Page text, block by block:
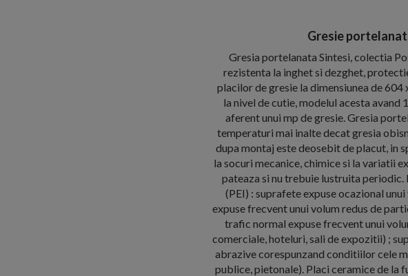
Gresie
Gresia portelanata Sintesi, colectia
rezistenta la inghet si dezghet,
placilor de gresie la dimensiunea de
la nivel de cutie, modelul acesta
aferent unui mp de gresie. Gresia
temperaturi mai inalte decat gresia
dupa montaj este deosebit de placut, in
la socuri mecanice, chimice si la variatii
pateaza si nu trebuie lustruita
(PEI) : suprafete expuse ocazional
expuse frecvent unui volum redus de
trafic normal expuse frecvent unui
comerciale, hoteluri, sali de expozitii) ;
abrazive corespunzand conditiilor cele
publice, pietonale). Placi ceramice de